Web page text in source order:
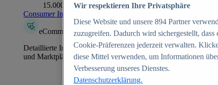
15.000+ Marken
Consumer Insights entdecken
eCommerce Insights
Detaillierte Informationen zu mehr als 39.000 Online-Shops
und Marktplätzen
Wir respektieren Ihre Privatsphäre
Diese Website und unsere 894 Partner
zuzugreifen. Dadurch wird sichergestellt,
Cookie-Präferenzen jederzeit verwalten.
diese Mittel verwenden, um Informationen
Verbesserung unseres Dienstes.
Datenschutzerklärung.